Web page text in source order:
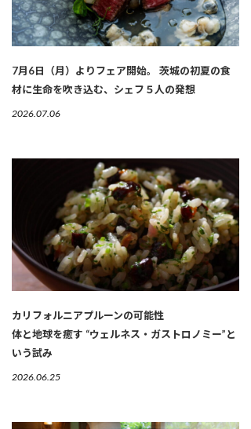
7月6日（月）よりフェア開始。 茨城の初夏の食
材に生命を吹き込む、シェフ５人の発想
2026.07.06
カリフォルニアプルーンの可能性
体と地球を癒す “ウェルネス・ガストロノミー”と
いう試み
2026.06.25